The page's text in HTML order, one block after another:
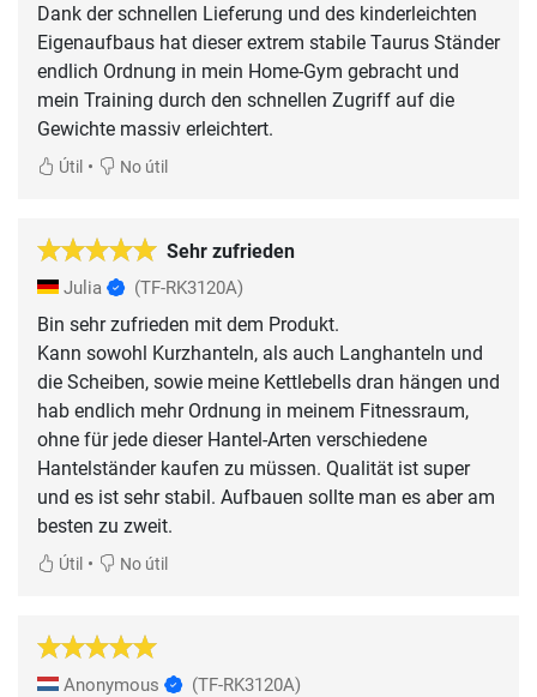
Dank der schnellen Lieferung und des kinderleichten
Eigenaufbaus hat dieser extrem stabile Taurus Ständer
endlich Ordnung in mein Home-Gym gebracht und
mein Training durch den schnellen Zugriff auf die
Gewichte massiv erleichtert.
Útil • No útil
Sehr zufrieden
Julia (TF-RK3120A)
Bin sehr zufrieden mit dem Produkt.
Kann sowohl Kurzhanteln, als auch Langhanteln und
die Scheiben, sowie meine Kettlebells dran hängen und
hab endlich mehr Ordnung in meinem Fitnessraum,
ohne für jede dieser Hantel-Arten verschiedene
Hantelständer kaufen zu müssen. Qualität ist super
und es ist sehr stabil. Aufbauen sollte man es aber am
besten zu zweit.
Útil • No útil
Anonymous (TF-RK3120A)